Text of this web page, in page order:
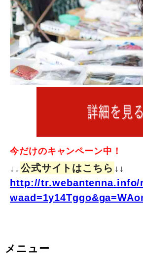
今だけのキャンペーン中！
↓↓ 公式サイトはこちら ↓↓
http://tr.webantenna.info/
メニュー